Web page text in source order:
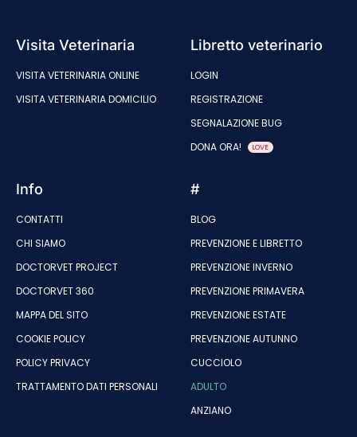
Visita Veterinaria
VISITA VETERINARIA ONLINE
VISITA VETERINARIA DOMICILIO
Libretto veterinario
LOGIN
REGISTRAZIONE
SEGNALAZIONE BUG
DONA ORA!
LOVE
Info
CONTATTI
CHI SIAMO
DOCTORVET PROJECT
DOCTORVET 360
MAPPA DEL SITO
COOKIE POLICY
POLICY PRIVACY
TRATTAMENTO DATI PERSONALI
#
BLOG
PREVENZIONE E LIBRETTO
PREVENZIONE INVERNO
PREVENZIONE PRIMAVERA
PREVENZIONE ESTATE
PREVENZIONE AUTUNNO
CUCCIOLO
ADULTO
ANZIANO